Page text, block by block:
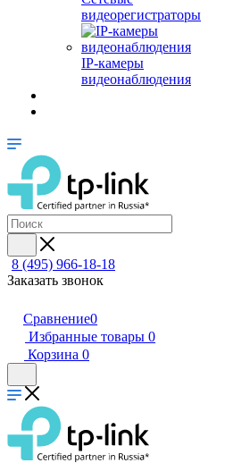
видеорегистраторы
IP-камеры
видеонаблюдения
8 (495) 966-18-18
Заказать звонок
Сравнение0
Избранные товары 0
Корзина 0